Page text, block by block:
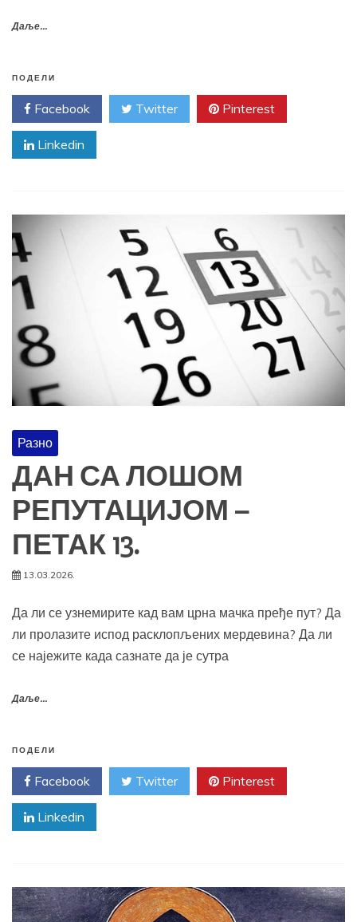
Даље...
ПОДЕЛИ
Facebook Twitter Pinterest
Linkedin
Разно
ДАН СА ЛОШОМ
РЕПУТАЦИЈОМ –
ПЕТАК 13.
13.03.2026.
Да ли се узнемирите кад вам црна мачка пређе пут? Да
ли пролазите испод расклопљених мердевина? Да ли
се најежите када сазнате да је сутра
Даље...
ПОДЕЛИ
Facebook Twitter Pinterest
Linkedin